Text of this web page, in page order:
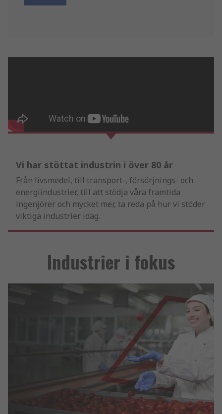
Vi har stöttat industrin i över 80 år
Från livsmedel, till transport-, försörjnings- och
energiindustrier, till att stödja våra framtida
ingenjörer och mycket mer, ta reda på hur vi stöder
viktiga industrier idag.
Industrier i fokus